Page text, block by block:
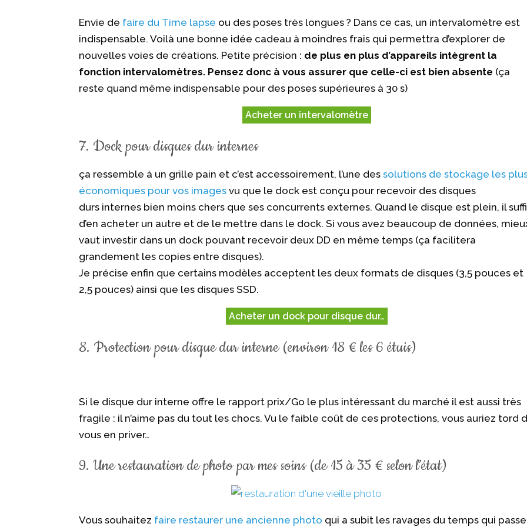
Envie de faire du Time lapse ou des poses très longues ? Dans ce cas, un intervalomètre est
indispensable. Voilà une bonne idée cadeau à moindres frais qui permettra d’explorer de
nouvelles voies de créations. Petite précision : de plus en plus d’appareils intègrent la
fonction intervalomètres. Pensez donc à vous assurer que celle-ci est bien absente (ça
reste quand même indispensable pour des poses supérieures à 30 s)
Acheter un intervalomètre
7. Dock pour disques dur internes
ça ressemble à un grille pain et c’est accessoirement, l’une dessolutions de stockage les
économiques pour vos images vu que le dock est conçu pour recevoir des disques
durs internes bien moins chers que ses concurrents externes. Quand le disque est plein, il
d’en acheter un autre et de le mettre dans le dock. Si vous avez beaucoup de données,
vaut investir dans un dock pouvant recevoir deux DD en même temps (ça facilitera
grandement les copies entre disques).
Je précise enfin que certains modèles acceptent les deux formats de disques (3,5 pouces et
2,5 pouces) ainsi que les disques SSD.
Acheter un dock pour disque dur…
8. Protection pour disque dur interne (environ 18 € les 6 étuis)
Si le disque dur interne offre le rapport prix/Go le plus intéressant du marché il est aussi très
fragile : il n’aime pas du tout les chocs. Vu le faible coût de ces protections, vous auriez tord
vous en priver…
9. Une restauration de photo par mes soins (de 15 à 35 € selon l’état)
Vous souhaitez faire restaurer une ancienne photo qui a subit les ravages du temps qui passe